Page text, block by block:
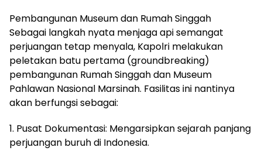
Pembangunan Museum dan Rumah Singgah
Sebagai langkah nyata menjaga api semangat
perjuangan tetap menyala, Kapolri melakukan
peletakan batu pertama (groundbreaking)
pembangunan Rumah Singgah dan Museum
Pahlawan Nasional Marsinah. Fasilitas ini nantinya
akan berfungsi sebagai:
1. Pusat Dokumentasi: Mengarsipkan sejarah panjang
perjuangan buruh di Indonesia.